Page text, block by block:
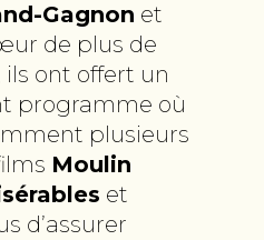
Gagnon et
de plus de
ils ont offert un
programme où
plusieurs
Moulin
et
d’assurer